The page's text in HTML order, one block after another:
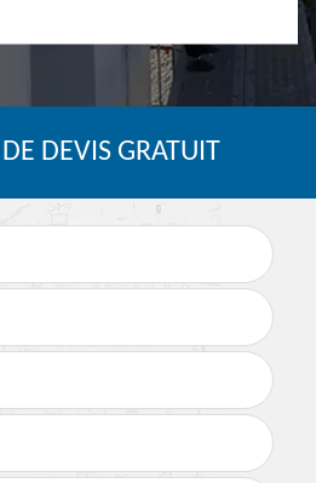
DEVIS GRATUIT